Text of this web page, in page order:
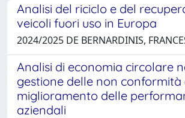
Analisi del riciclo e del
veicoli fuori uso in Europa
2024/2025 DE BERNARDINIS,
Analisi di economia circolare
gestione delle non conformità
miglioramento delle
aziendali